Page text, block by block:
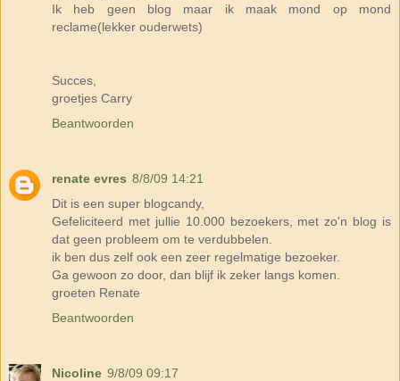
Ik heb geen blog maar ik maak mond op mond
reclame(lekker ouderwets)
Succes,
groetjes Carry
Beantwoorden
renate evres 8/8/09 14:21
Dit is een super blogcandy,
Gefeliciteerd met jullie 10.000 bezoekers, met zo'n blog is
dat geen probleem om te verdubbelen.
ik ben dus zelf ook een zeer regelmatige bezoeker.
Ga gewoon zo door, dan blijf ik zeker langs komen.
groeten Renate
Beantwoorden
Nicoline 9/8/09 09:17